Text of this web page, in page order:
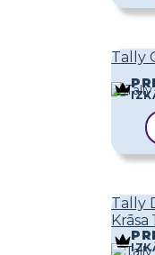
Tally
Tally
Krāsa 1